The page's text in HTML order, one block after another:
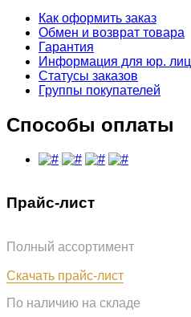
Как оформить заказ
Обмен и возврат товара
Гарантия
Информация для юр. лиц
Статусы заказов
Группы покупателей
Способы оплаты
Прайс-лист
Полный ассортимент
Скачать прайс-лист
По наличию на складе